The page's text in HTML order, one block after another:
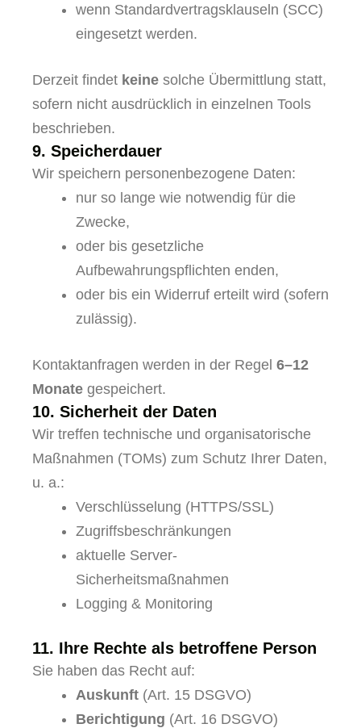
wenn Standardvertragsklauseln (SCC)
eingesetzt werden.
Derzeit findet keine solche Übermittlung statt,
sofern nicht ausdrücklich in einzelnen Tools
beschrieben.
9. Speicherdauer
Wir speichern personenbezogene Daten:
nur so lange wie notwendig für die
Zwecke,
oder bis gesetzliche
Aufbewahrungspflichten enden,
oder bis ein Widerruf erteilt wird (sofern
zulässig).
Kontaktanfragen werden in der Regel 6–12
Monate gespeichert.
10. Sicherheit der Daten
Wir treffen technische und organisatorische
Maßnahmen (TOMs) zum Schutz Ihrer Daten,
u. a.:
Verschlüsselung (HTTPS/SSL)
Zugriffsbeschränkungen
aktuelle Server-
Sicherheitsmaßnahmen
Logging & Monitoring
11. Ihre Rechte als betroffene Person
Sie haben das Recht auf:
Auskunft (Art. 15 DSGVO)
Berichtigung (Art. 16 DSGVO)